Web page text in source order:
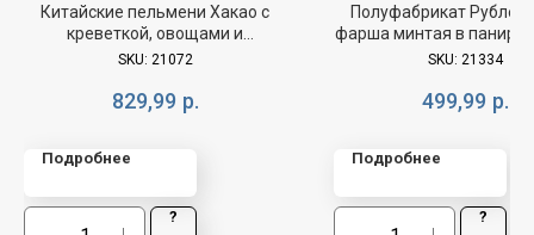
Китайские пельмени Хакао с
креветкой, овощами и
оригинальным соусом Вифам
SKU: 21072
829,99 р.
Подробнее
?
Полуфабрикат
фарша минтая в
вес 1кг
SKU: 21334
499,99 р.
Подробнее
?